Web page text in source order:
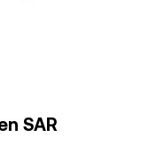
SAR